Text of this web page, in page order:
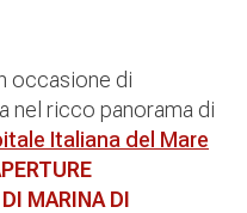
occasione di
nel ricco panorama di
Italiana del Mare
MARINA DI